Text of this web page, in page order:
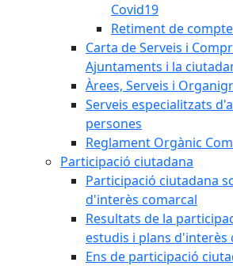
Covid19
Retiment de
Carta de Serveis i
Ajuntaments i la
Àrees, Serveis i
Serveis especialitzats
persones
Reglament Orgànic
Participació ciutadana
Participació ciutadana
d'interès comarcal
Resultats de la
estudis i plans d'interès
Ens de participació